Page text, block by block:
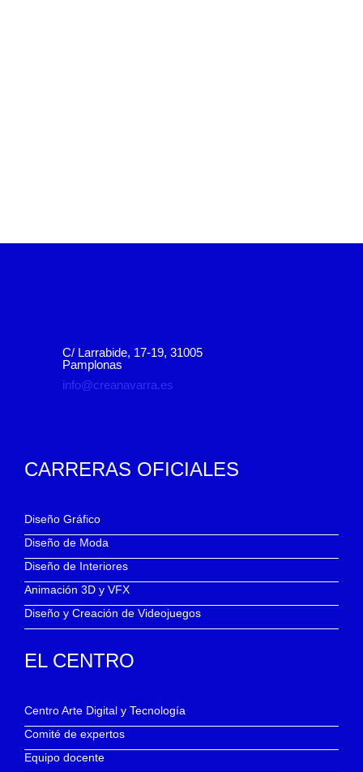
C/ Larrabide, 17-19, 31005
Pamplonas
info@creanavarra.es
CARRERAS OFICIALES
Diseño Gráfico
Diseño de Moda
Diseño de Interiores
Animación 3D y VFX
Diseño y Creación de Videojuegos
EL CENTRO
Centro Arte Digital y Tecnología
Comité de expertos
Equipo docente